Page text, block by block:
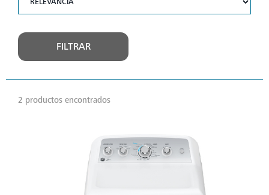
FILTRAR
2 productos encontrados